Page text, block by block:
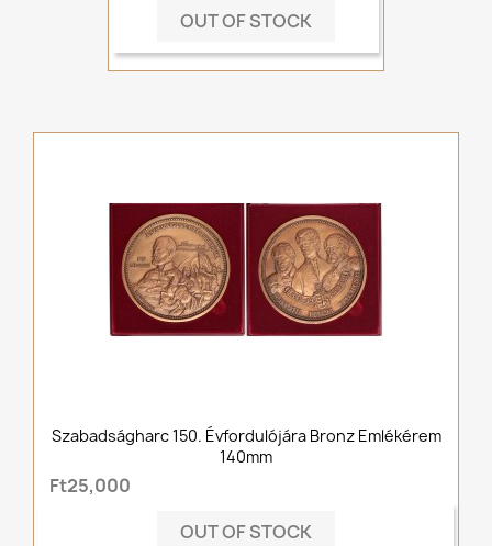
OUT OF STOCK
Szabadságharc 150. Évfordulójára Bronz Emlékérem
140mm
Ft25,000
OUT OF STOCK